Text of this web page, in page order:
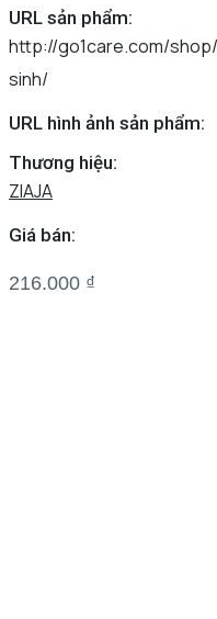
URL sản phẩm:
http://go1care.com/
sinh/
URL hình ảnh sản phẩm:
Thương hiệu:
ZIAJA
Giá bán:
216.000 ₫